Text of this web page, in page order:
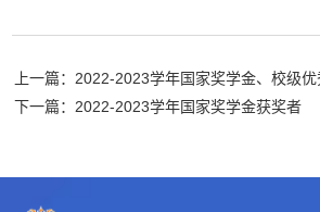
上一篇：2022-2023学年国家奖学金、校级
下一篇：2022-2023学年国家奖学金获奖者